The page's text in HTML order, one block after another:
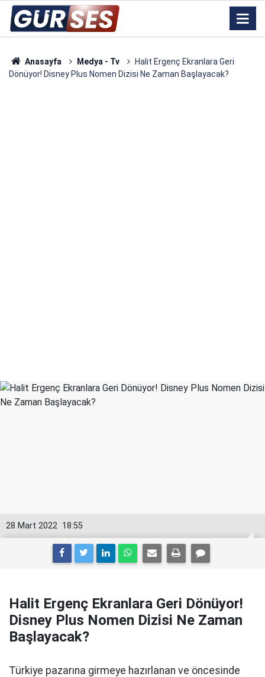
Anasayfa Medya - Tv
Halit Ergenç Ekranlara Geri
Dönüyor! Disney Plus Nomen Dizisi Ne Zaman Başlayacak?
18:55
28 Mart 2022
Halit Ergenç Ekranlara Geri Dönüyor!
Disney Plus Nomen Dizisi Ne Zaman
Başlayacak?
Türkiye pazarına girmeye hazırlanan ve öncesinde